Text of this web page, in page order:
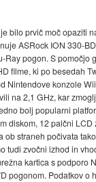
bilo prvič moč opaziti
ASRock ION 330-
pogon. S pomočjo
filme, ki po besedah
Nintendove konzole
na 2,1 GHz, kar
bolj popularni
diskom, 12 palčni LCD
straneh počivata
tudi zvočni izhod in
kartica s podporo
pogonom. Podatkov o